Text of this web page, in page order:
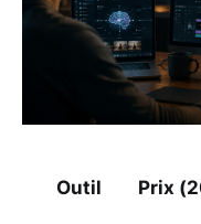
Outil Prix